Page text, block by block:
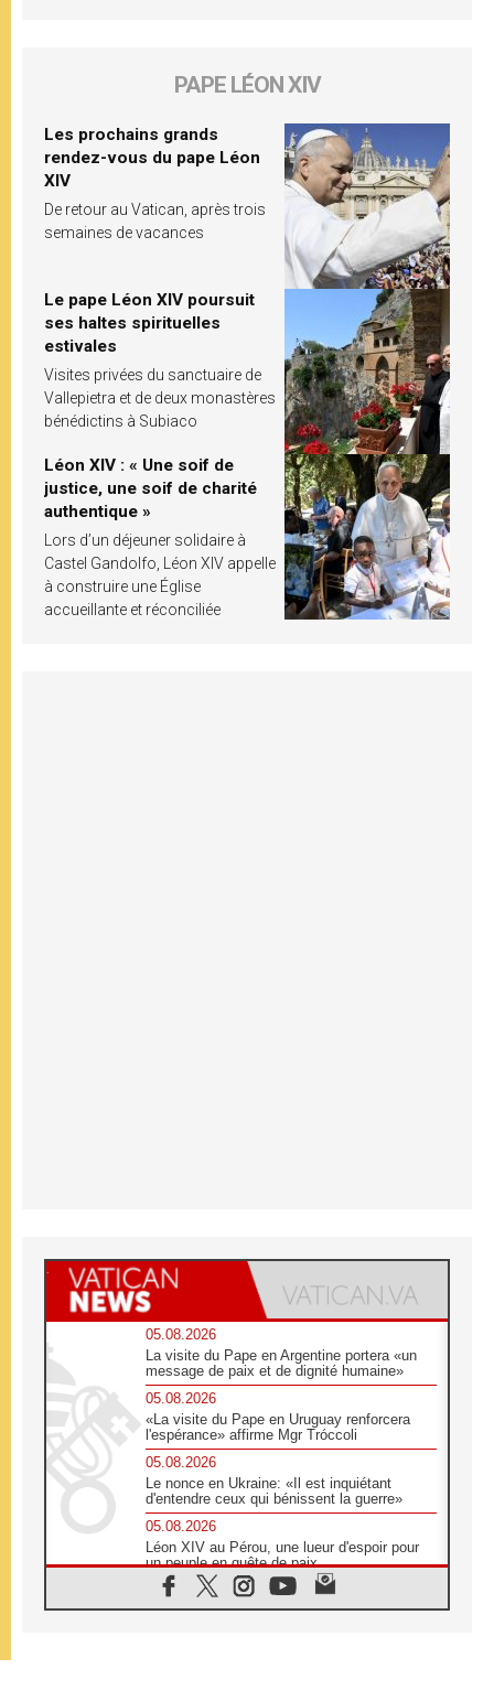
PAPE LÉON XIV
Les prochains grands
rendez-vous du pape Léon
XIV
De retour au Vatican, après trois
semaines de vacances
Le pape Léon XIV poursuit
ses haltes spirituelles
estivales
Visites privées du sanctuaire de
Vallepietra et de deux monastères
bénédictins à Subiaco
Léon XIV : « Une soif de
justice, une soif de charité
authentique »
Lors d’un déjeuner solidaire à
Castel Gandolfo, Léon XIV appelle
à construire une Église
accueillante et réconciliée
05.08.2026
La visite du Pape en Argentine portera «un
message de paix et de dignité humaine»
05.08.2026
«La visite du Pape en Uruguay renforcera
l'espérance» affirme Mgr Tróccoli
05.08.2026
Le nonce en Ukraine: «Il est inquiétant
d'entendre ceux qui bénissent la guerre»
05.08.2026
Léon XIV au Pérou, une lueur d'espoir pour
un peuple en quête de paix
05.08.2026
SCEAM: L'Église en Afrique vers